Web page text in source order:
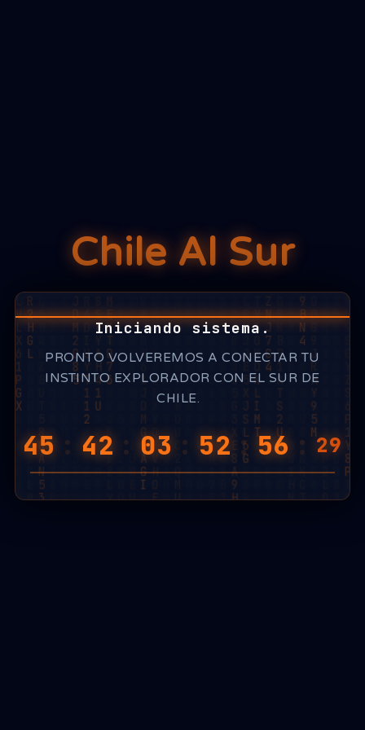
Chile Al Sur
Iniciando sistema.
PRONTO VOLVEREMOS A CONECTAR TU
INSTINTO EXPLORADOR CON EL SUR DE
CHILE.
45 : 42 : 03 : 52: 56 : 16